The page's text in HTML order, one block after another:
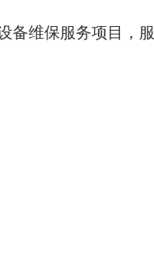
备维保服务项目，服